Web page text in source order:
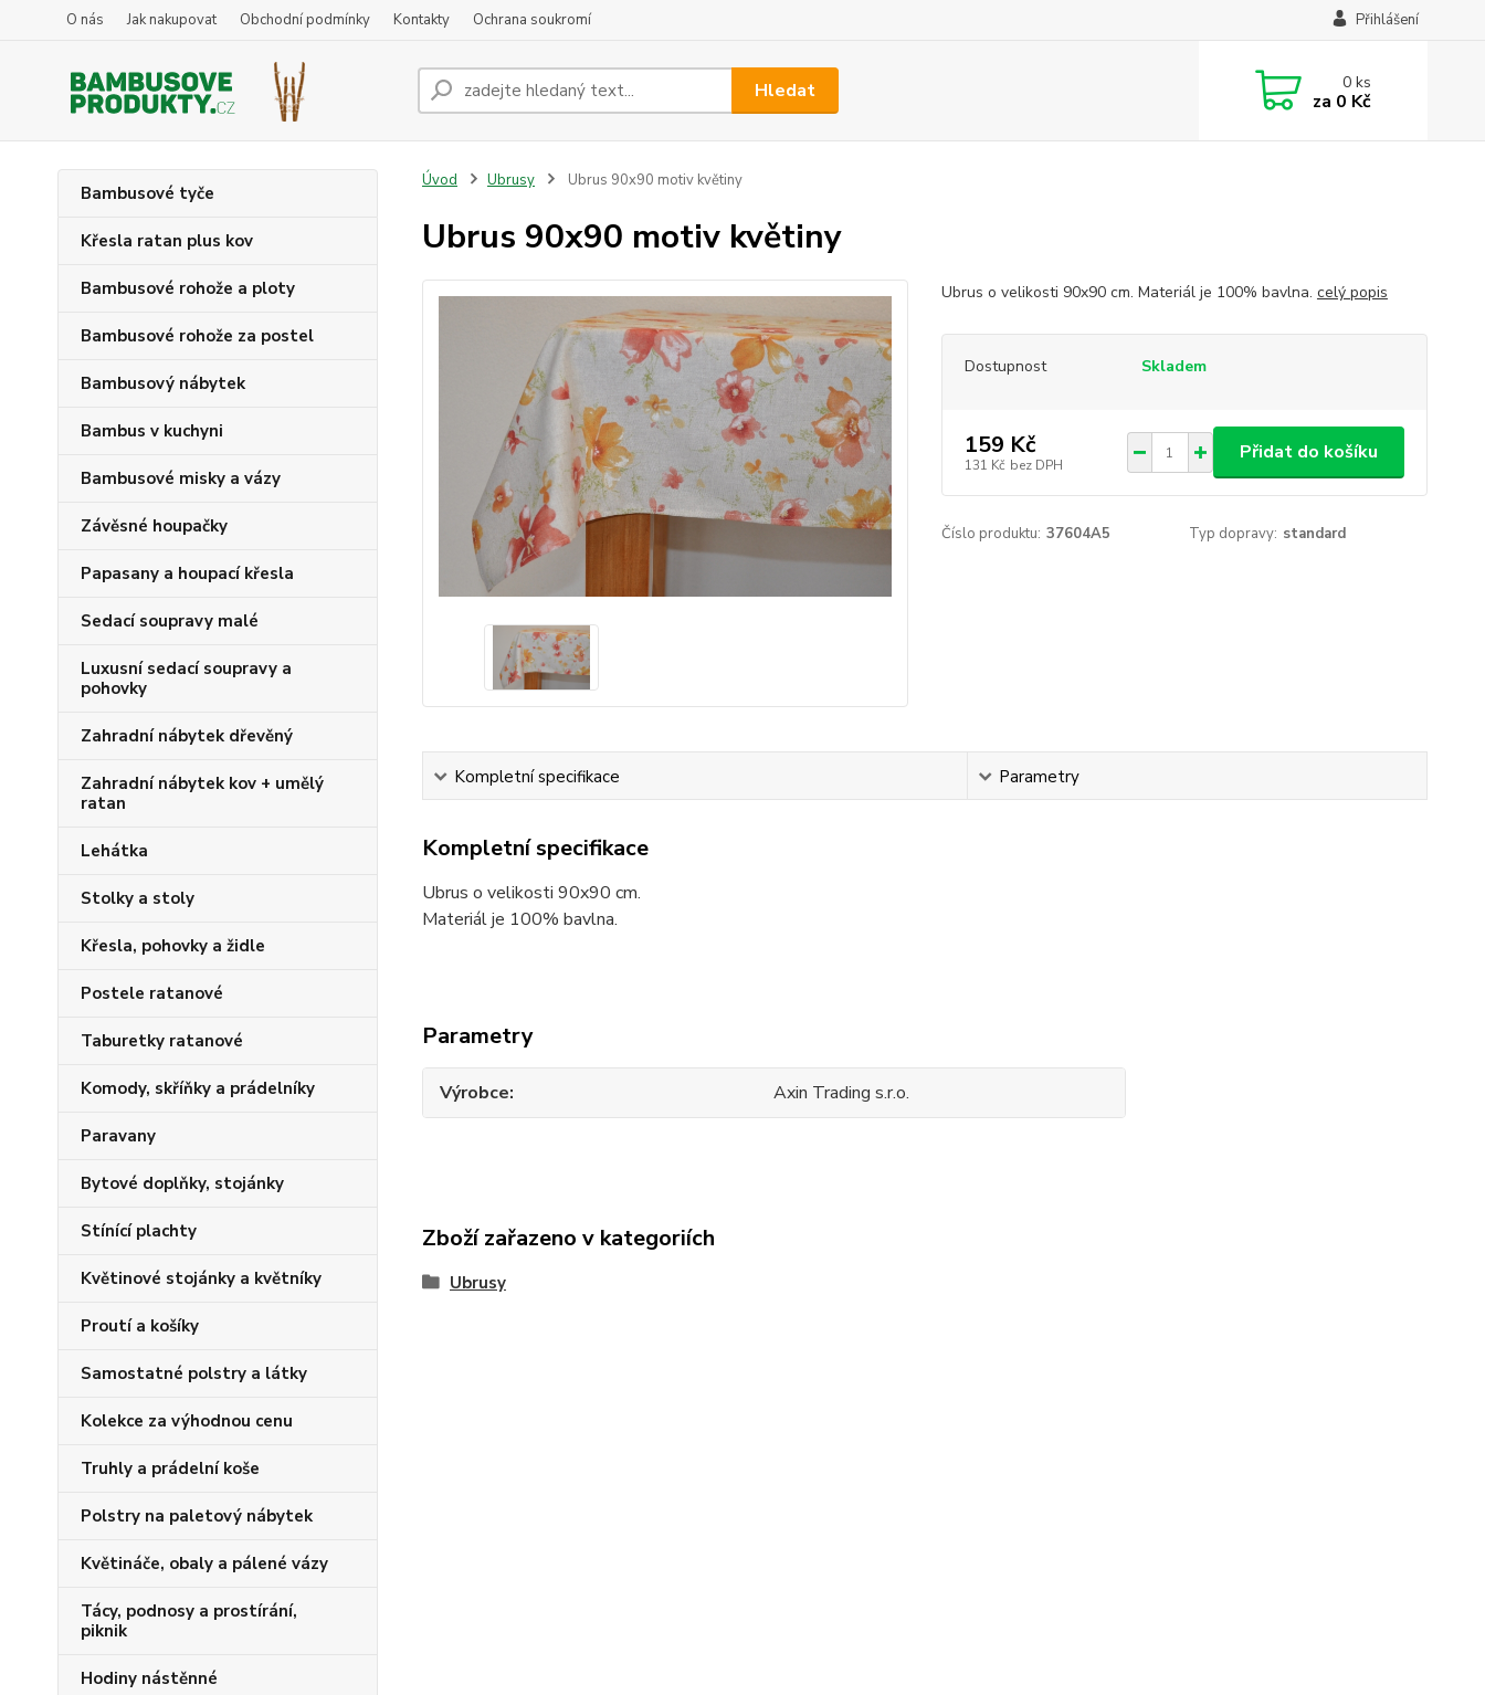
O nás Jak nakupovat Obchodní podmínky Kontakty Ochrana soukromí Přihlášení
Hledat 0ks
za 0 Kč
Bambusové tyče
Křesla ratan plus kov
Bambusové rohože a ploty
Bambusové rohože za postel
Bambusový nábytek
Bambus v kuchyni
Bambusové misky a vázy
Závěsné houpačky
Papasany a houpací křesla
Sedací soupravy malé
Luxusní sedací soupravy a
pohovky
Zahradní nábytek dřevěný
Zahradní nábytek kov + umělý
ratan
Lehátka
Stolky a stoly
Křesla, pohovky a židle
Postele ratanové
Taburetky ratanové
Komody, skříňky a prádelníky
Paravany
Bytové doplňky, stojánky
Stínící plachty
Květinové stojánky a květníky
Proutí a košíky
Samostatné polstry a látky
Kolekce za výhodnou cenu
Truhly a prádelní koše
Polstry na paletový nábytek
Květináče, obaly a pálené vázy
Tácy, podnosy a prostírání,
piknik
Hodiny nástěnné
Úvod Ubrusy Ubrus 90x90 motiv květiny
Ubrus 90x90 motiv květiny
Ubrus o velikosti 90x90 cm. Materiál je 100% bavlna. celý popis
Dostupnost Skladem
159 Kč
131 Kč bez DPH
Přidat do košíku
Číslo produktu: 37604A5 Typ dopravy: standard
Kompletní specifikace Parametry
Kompletní specifikace
Ubrus o velikosti 90x90 cm.
Materiál je 100% bavlna.
Parametry
Výrobce Axin Trading s.r.o.
Zboží zařazeno v kategoriích
Ubrusy